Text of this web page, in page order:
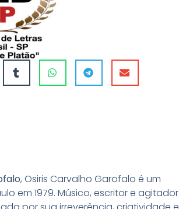
, Osiris Carvalho Garofalo é um
em 1979. Músico, escritor e agitador